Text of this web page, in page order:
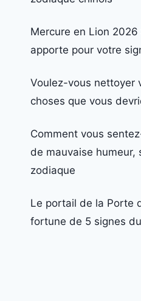
Mercure en Lion
apporte pour votre
Voulez-vous nettoyer
choses que vous
Comment vous
de mauvaise humeur,
zodiaque
Le portail de la Porte
fortune de 5 signes